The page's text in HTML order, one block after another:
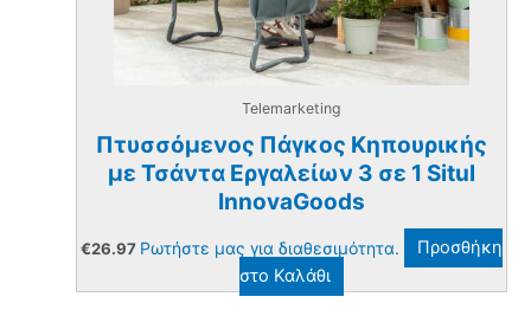
Telemarketing
Πτυσσόμενος Πάγκος Κηπουρικής
με Τσάντα Εργαλείων 3 σε 1 Situl
InnovaGoods
€26.97 Ρωτήστε μας για διαθεσιμότητα.
Προσθήκη
στο Καλάθι